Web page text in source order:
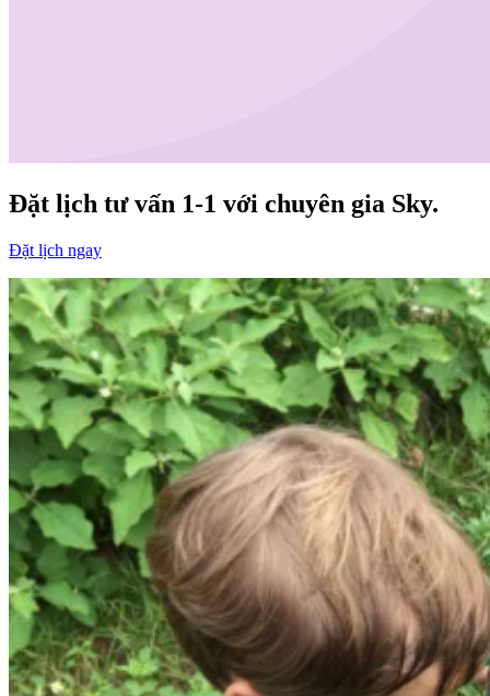
Đặt lịch tư vấn 1-1 với chuyên gia Sky.
Đặt lịch ngay